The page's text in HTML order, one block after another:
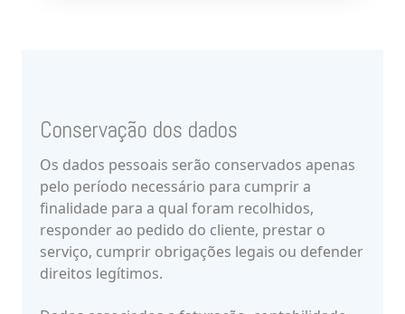
Conservação dos dados
Os dados pessoais serão conservados apenas
pelo período necessário para cumprir a
finalidade para a qual foram recolhidos,
responder ao pedido do cliente, prestar o
serviço, cumprir obrigações legais ou defender
direitos legítimos.